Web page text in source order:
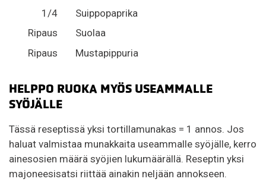
1/4
Suippopaprika
Ripaus
Suolaa
Ripaus
Mustapippuria
HELPPO RUOKA MYÖS USEAMMALLE
SYÖJÄLLE
Tässä reseptissä yksi tortillamunakas = 1 annos. Jos
haluat valmistaa munakkaita useammalle syöjälle, kerro
ainesosien määrä syöjien lukumäärällä. Reseptin yksi
majoneesisatsi riittää ainakin neljään annokseen.